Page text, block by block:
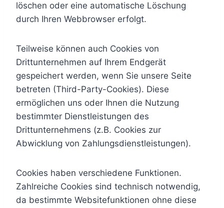
löschen oder eine automatische Löschung
durch Ihren Webbrowser erfolgt.
Teilweise können auch Cookies von
Drittunternehmen auf Ihrem Endgerät
gespeichert werden, wenn Sie unsere Seite
betreten (Third-Party-Cookies). Diese
ermöglichen uns oder Ihnen die Nutzung
bestimmter Dienstleistungen des
Drittunternehmens (z.B. Cookies zur
Abwicklung von Zahlungsdienstleistungen).
Cookies haben verschiedene Funktionen.
Zahlreiche Cookies sind technisch notwendig,
da bestimmte Websitefunktionen ohne diese